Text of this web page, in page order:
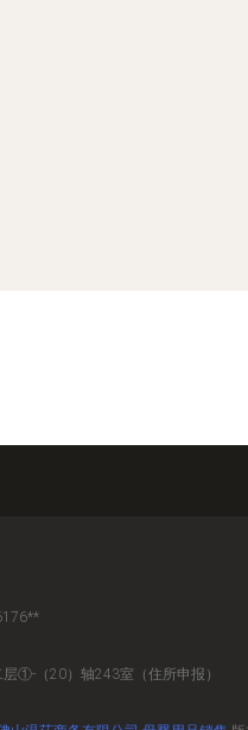
①-（20）轴243室（住所申报）